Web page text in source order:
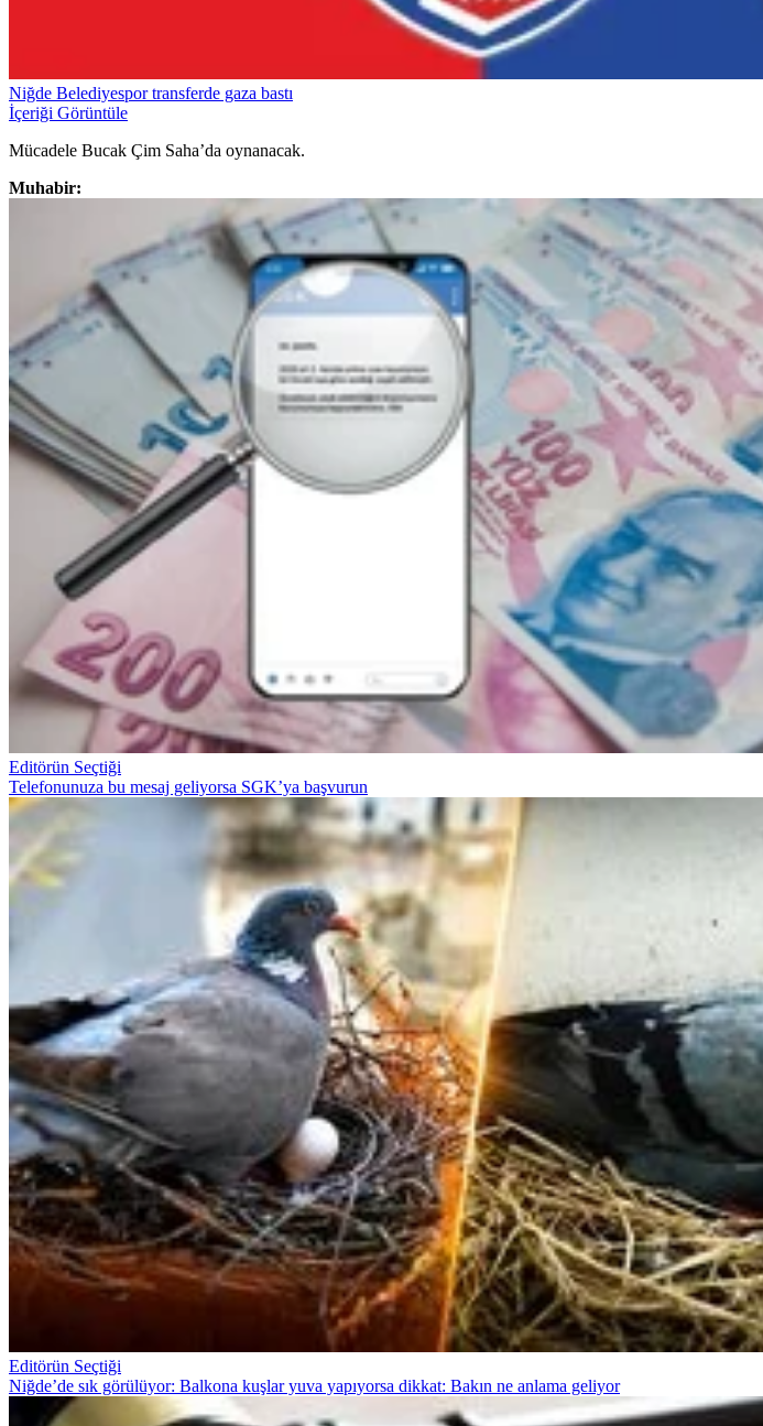
Niğde Belediyespor transferde gaza bastı
İçeriği Görüntüle
Mücadele Bucak Çim Saha’da oynanacak.
Muhabir:
Editörün Seçtiği
Telefonunuza bu mesaj geliyorsa SGK’ya başvurun
Editörün Seçtiği
Niğde’de sık görülüyor: Balkona kuşlar yuva yapıyorsa dikkat: Bakın ne anlama geliyor